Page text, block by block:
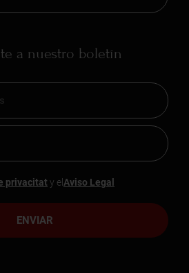
a nuestro boletín
ENVIAR
privacitat y el Aviso Legal